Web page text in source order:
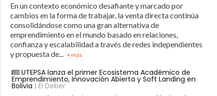
En un contexto económico desafiante y marcado por
cambios en la forma de trabajar, la venta directa continúa
consolidándose como una gran alternativa de
emprendimiento en el mundo basado en relaciones,
confianza y escalabilidad a través de redes independientes
y propuesta de...
+ más
UTEPSA lanza el primer Ecosistema Académico de
Emprendimiento, Innovación Abierta y Soft Landing en
Bolivia | El Deber